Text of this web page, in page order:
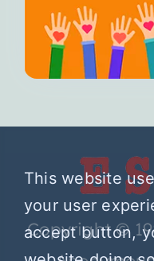
Copyright ©
This website
your user
accept button,